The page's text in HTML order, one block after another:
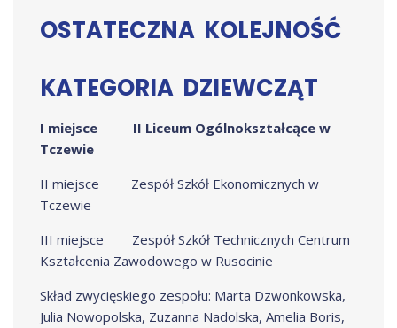
OSTATECZNA KOLEJNOŚĆ
KATEGORIA DZIEWCZĄT
I miejsce
II Liceum Ogólnokształcące w
Tczewie
II miejsce Zespół Szkół Ekonomicznych w
Tczewie
III miejsce Zespół Szkół Technicznych Centrum
Kształcenia Zawodowego w Rusocinie
Skład zwycięskiego zespołu: Marta Dzwonkowska,
Julia Nowopolska, Zuzanna Nadolska, Amelia Boris,